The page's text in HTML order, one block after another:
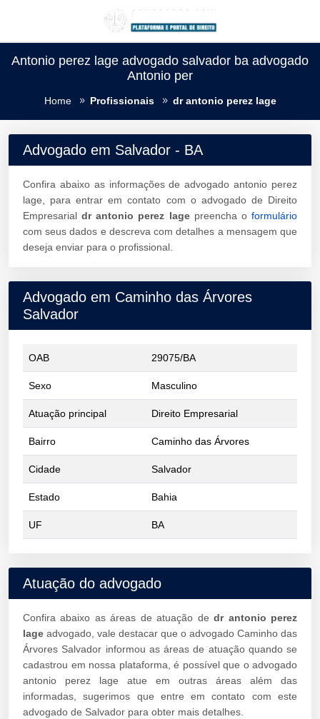
Antonio perez lage advogado salvador ba advogado
Antonio per
Home Profissionais dr antonio perez lage
Advogado em Salvador - BA
Confira abaixo as informações de advogado antonio perez
lage, para entrar em contato com o advogado de Direito
Empresarialdr antonio perez lagepreencha oformulário
com seus dados e descreva com detalhes a mensagem que
deseja enviar para o profissional.
Advogado em Caminho das Árvores
Salvador
OAB 29075/BA
Sexo Masculino
Atuação principal Direito Empresarial
Bairro Caminho das Árvores
Cidade Salvador
Estado Bahia
UF BA
Atuação do advogado
Confira abaixo as áreas de atuação dedr antonio perez
lage advogado, vale destacar que o advogado Caminho das
Árvores Salvador informou as áreas de atuação quando se
cadastrou em nossa plataforma, é possível que o advogado
antonio perez lage atue em outras áreas além das
informadas, sugerimos que entre em contato com este
advogado de Salvador para obter mais detalhes.